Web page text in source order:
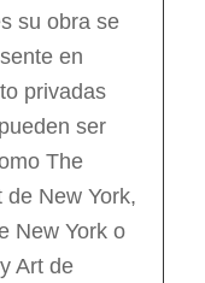
su obra se
en
privadas
ser
The
New York,
New York o
Art de